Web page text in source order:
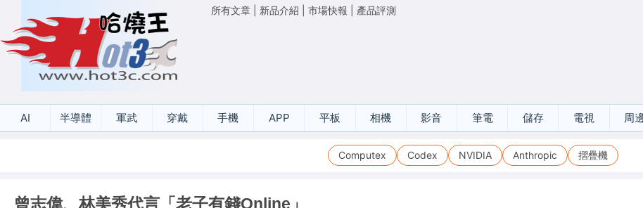
所有文章 新品介紹 市場快報 產品評測
AI 半導體 軍武 穿戴 手機 APP 平板 相機 影音 筆電 儲存 電視 周
Computex Codex NVIDIA Anthropic 摺疊機
曾志偉、林美秀代言「老子有錢Online」